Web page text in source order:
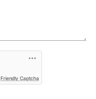
Friendly Captcha